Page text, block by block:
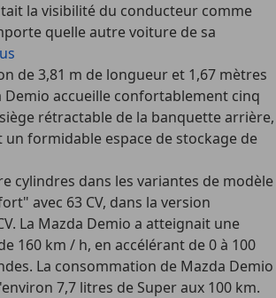
la visibilité du conducteur comme
quelle autre voiture de sa
de 3,81 m de longueur et 1,67 mètres
Demio accueille confortablement cinq
rétractable de la banquette arrière,
un formidable espace de stockage de
cylindres dans les variantes de modèle
avec 63 CV, dans la version
La Mazda Demio a atteignait une
160 km / h, en accélérant de 0 à 100
La consommation de Mazda Demio
7,7 litres de Super aux 100 km.